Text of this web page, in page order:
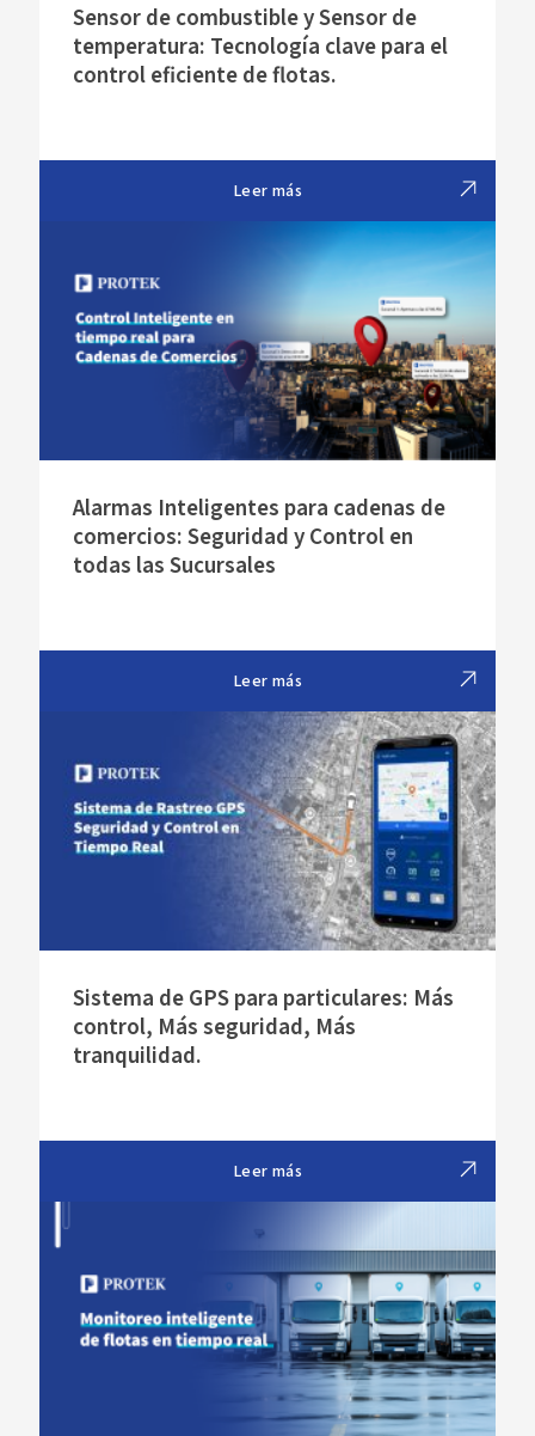
Sensor de combustible y Sensor de
temperatura: Tecnología clave para el
control eficiente de flotas.
Leer más
Alarmas Inteligentes para cadenas de
comercios: Seguridad y Control en
todas las Sucursales
Leer más
Sistema de GPS para particulares: Más
control, Más seguridad, Más
tranquilidad.
Leer más